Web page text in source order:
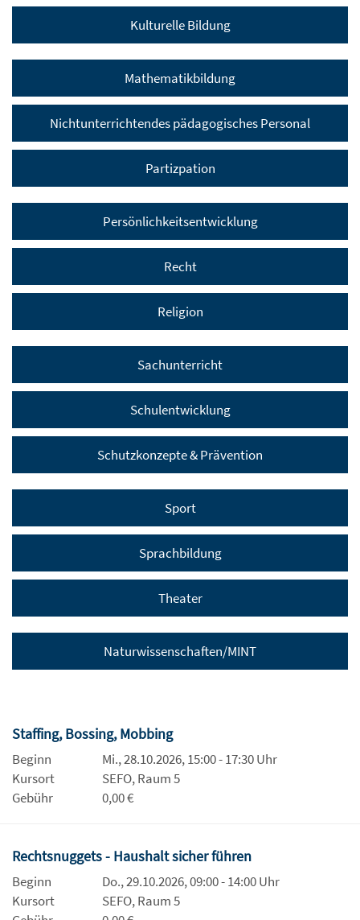
Kulturelle Bildung
Mathematikbildung
Nichtunterrichtendes pädagogisches Personal
Partizpation
Persönlichkeitsentwicklung
Recht
Religion
Sachunterricht
Schulentwicklung
Schutzkonzepte & Prävention
Sport
Sprachbildung
Theater
Naturwissenschaften/MINT
Staffing, Bossing, Mobbing
Beginn
Mi., 28.10.2026, 15:00 - 17:30 Uhr
Kursort
SEFO, Raum 5
Gebühr
0,00 €
Rechtsnuggets - Haushalt sicher führen
Beginn
Do., 29.10.2026, 09:00 - 14:00 Uhr
Kursort
SEFO, Raum 5